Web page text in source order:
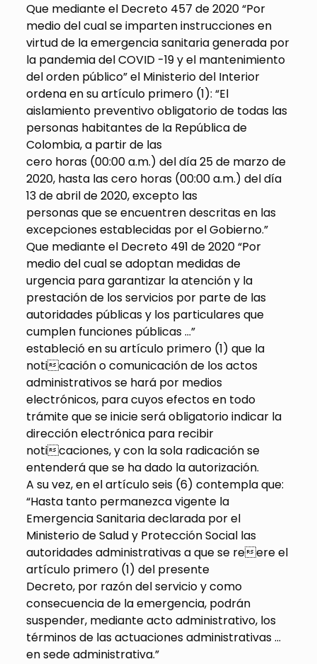
Que mediante el Decreto 457 de 2020 “Por
medio del cual se imparten instrucciones en
virtud de la emergencia sanitaria generada por
la pandemia del COVID -19 y el mantenimiento
del orden público” el Ministerio del Interior
ordena en su artículo primero (1): “El
aislamiento preventivo obligatorio de todas las
personas habitantes de la República de
Colombia, a partir de las
cero horas (00:00 a.m.) del día 25 de marzo de
2020, hasta las cero horas (00:00 a.m.) del día
13 de abril de 2020, excepto las
personas que se encuentren descritas en las
excepciones establecidas por el Gobierno.”
Que mediante el Decreto 491 de 2020 “Por
medio del cual se adoptan medidas de
urgencia para garantizar la atención y la
prestación de los servicios por parte de las
autoridades públicas y los particulares que
cumplen funciones públicas …”
estableció en su artículo primero (1) que la
noticación o comunicación de los actos
administrativos se hará por medios
electrónicos, para cuyos efectos en todo
trámite que se inicie será obligatorio indicar la
dirección electrónica para recibir
noticaciones, y con la sola radicación se
entenderá que se ha dado la autorización.
A su vez, en el artículo seis (6) contempla que:
“Hasta tanto permanezca vigente la
Emergencia Sanitaria declarada por el
Ministerio de Salud y Protección Social las
autoridades administrativas a que se reere el
artículo primero (1) del presente
Decreto, por razón del servicio y como
consecuencia de la emergencia, podrán
suspender, mediante acto administrativo, los
términos de las actuaciones administrativas …
en sede administrativa.”